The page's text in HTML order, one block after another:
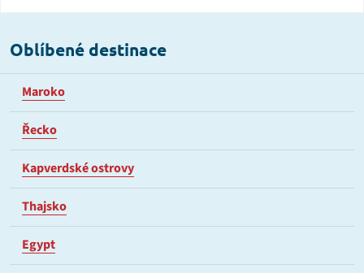
Oblíbené destinace
Maroko
Řecko
Kapverdské ostrovy
Thajsko
Egypt